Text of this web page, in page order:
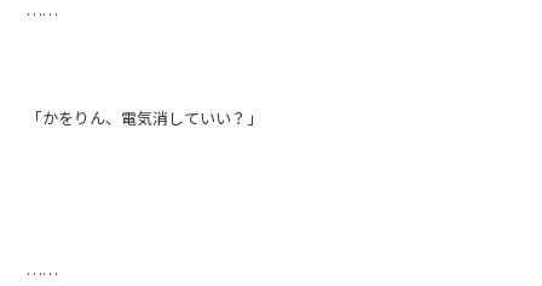
……
「かをりん、電気消していい？」
……